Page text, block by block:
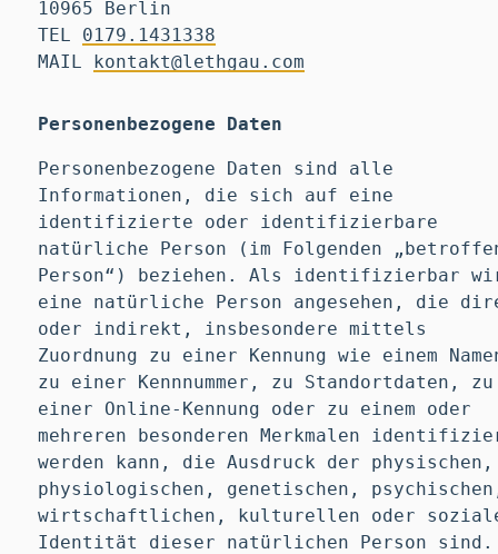
10965 Berlin
TEL 0179.1431338
MAIL kontakt@lethgau.com
Personenbezogene Daten
Personenbezogene Daten sind alle
Informationen, die sich auf eine
identifizierte oder identifizierbare
natürliche Person (im Folgenden
Person“) beziehen. Als identifizierbar
eine natürliche Person angesehen, die
oder indirekt, insbesondere mittels
Zuordnung zu einer Kennung wie einem
zu einer Kennnummer, zu Standortdaten, zu
einer Online-Kennung oder zu einem oder
mehreren besonderen Merkmalen
werden kann, die Ausdruck der physischen,
physiologischen, genetischen,
wirtschaftlichen, kulturellen oder
Identität dieser natürlichen Person sind.